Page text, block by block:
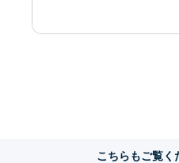
こちらもご覧く